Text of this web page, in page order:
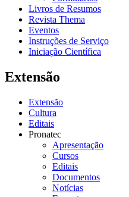
Livros de Resumos
Revista Thema
Eventos
Instruções de Serviço
Iniciação Científica
Extensão
Extensão
Cultura
Editais
Pronatec
Apresentação
Cursos
Editais
Documentos
Notícias